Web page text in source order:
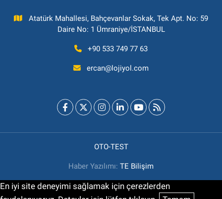
Atatürk Mahallesi, Bahçevanlar Sokak, Tek Apt. No: 59
Daire No: 1 Ümraniye/İSTANBUL
+90 533 749 77 63
ercan@lojiyol.com
OTO-TEST
Haber Yazılımı: TE Bilişim
En iyi site deneyimi sağlamak için çerezlerden